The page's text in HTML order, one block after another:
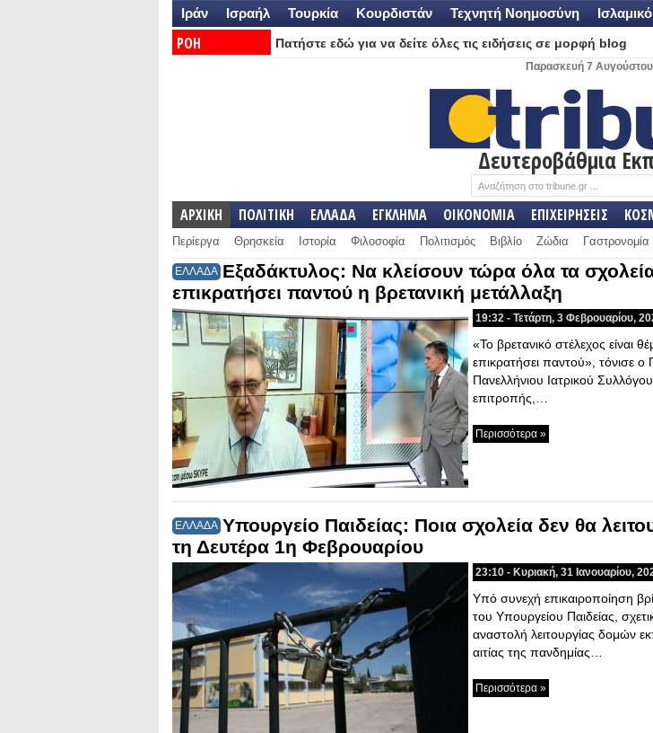
Ιράν Ισραήλ Τουρκία Κουρδιστάν Τεχνητή Νοημοσύνη
ΡΟΗ
Πατήστε εδώ για να δείτε όλες τις ειδήσεις σε μορφή blog
Παρασκευή 7
Δευτεροβάθμια
ΑΡΧΙΚΗ ΠΟΛΙΤΙΚΗ ΕΛΛΑΔΑ ΕΓΚΛΗΜΑ ΟΙΚΟΝΟΜΙΑ ΕΠΙΧΕΙΡΗΣΕΙΣ
Περίεργα Θρησκεία Ιστορία Φιλοσοφία Πολιτισμός Βιβλίο Ζώδια Γαστρονομία
ΕΛΛΑΔΑ Εξαδάκτυλος: Να κλείσουν τώρα όλα τα
επικρατήσει παντού η βρετανική μετάλλαξη
19:32 - Τετάρτη, 3 Φεβρουαρίου,
«Το βρετανικό στέλεχος είναι
επικρατήσει παντού», τόνισε ο
Πανελλήνιου Ιατρικού
επιτροπής,…
Περισσότερα »
ΕΛΛΑΔΑ Υπουργείο Παιδείας: Ποια σχολεία δεν θα
τη Δευτέρα 1η Φεβρουαρίου
23:10 - Κυριακή, 31 Ιανουαρίου,
Υπό συνεχή επικαιροποίηση
του Υπουργείου Παιδείας,
αναστολή λειτουργίας δομών
αιτίας της πανδημίας…
Περισσότερα »